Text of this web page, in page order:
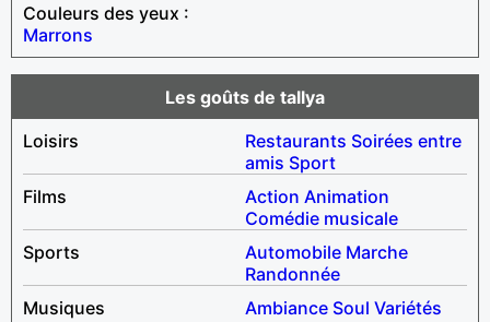
Couleurs des yeux :
Marrons
Les goûts de tallya
Loisirs
Restaurants Soirées entre
amis Sport
Films
Action Animation
Comédie musicale
Sports
Automobile Marche
Randonnée
Musiques
Ambiance Soul Variétés